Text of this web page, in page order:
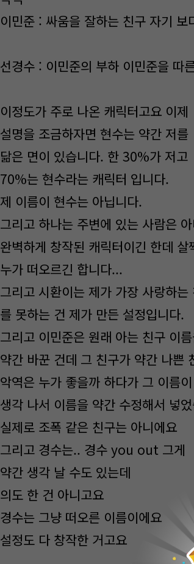
이민준 : 싸움을 잘하는 친구 자기
선경수 : 이민준의 부하 이민준을 따
이정도가 주로 나온 캐릭터고요 이제
설명을 조금하자면 현수는 약간 저를
닮은 면이 있습니다. 한 30%가 저고
70%는 현수라는 캐릭터 입니다.
제 이름이 현수는 아닙니다.
그리고 하나는 주변에 있는 사람은
완벽하게 창작된 캐릭터이긴 한데 살
누가 떠오르긴 합니다...
그리고 시환이는 제가 가장 사랑하
를 못하는 건 제가 만든 설정입니다.
그리고 이민준은 원래 아는 친구 이
약간 바꾼 건데 그 친구가 약간 나쁜
악역은 누가 좋을까 하다가 그 이름이
생각 나서 이름을 약간 수정해서 넣
실제로 조폭 같은 친구는 아니에요
그리고 경수는.. 경수 you out 그게
약간 생각 날 수도 있는데
의도 한 건 아니고요
경수는 그냥 떠오른 이름이에요
설정도 다 창작한 거고요